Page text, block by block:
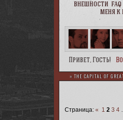
внешности faq
меня к
Привет, Гость!
» THE CAPITAL OF
Страница:« 1 2 3 4